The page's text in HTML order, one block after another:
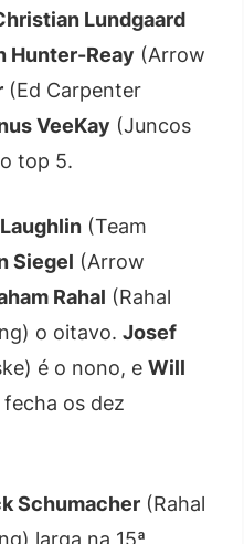
Lundgaard
Hunter-Reay (Arrow
(Ed Carpenter
VeeKay (Juncos
top 5.
(Team
Siegel (Arrow
Rahal (Rahal
o oitavo. Josef
é o nono, e Will
os dez
Schumacher (Rahal
larga na 15ª